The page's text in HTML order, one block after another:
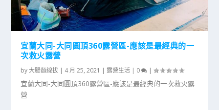
宜蘭大同-大同圓頂360露營區-應該是最經典的一
次救火露營
by大腸麵線拔 | 4 月 25, 2021 | 露營生活 | 0 |
宜蘭大同-大同圓頂360露營區-應該是最經典的一次救火露
營